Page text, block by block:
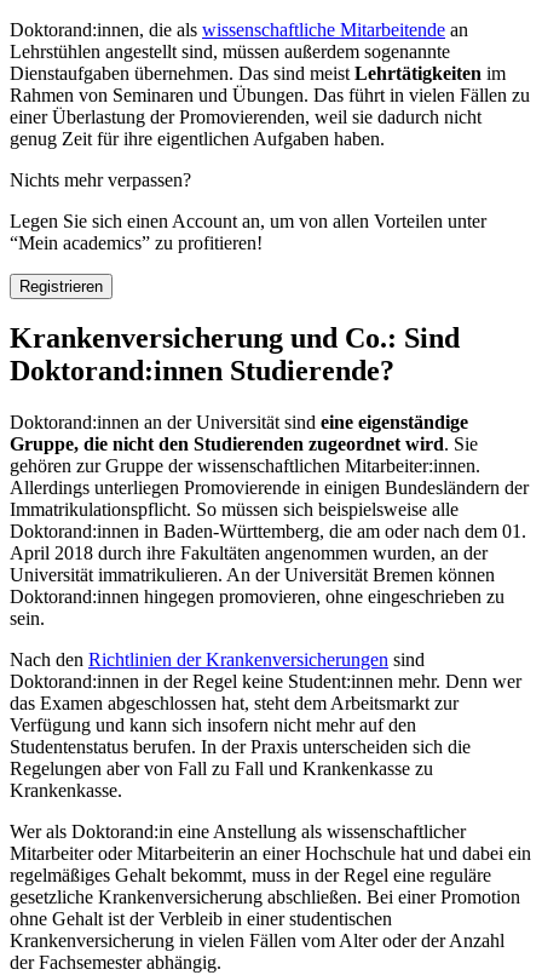
Doktorand:innen, die als wissenschaftliche Mitarbeitende an
Lehrstühlen angestellt sind, müssen außerdem sogenannte
Dienstaufgaben übernehmen. Das sind meist Lehrtätigkeiten im
Rahmen von Seminaren und Übungen. Das führt in vielen Fällen zu
einer Überlastung der Promovierenden, weil sie dadurch nicht
genug Zeit für ihre eigentlichen Aufgaben haben.
Nichts mehr verpassen?
Legen Sie sich einen Account an, um von allen Vorteilen unter
“Mein academics” zu profitieren!
Registrieren
Krankenversicherung und Co.: Sind
Doktorand:innen Studierende?
Doktorand:innen an der Universität sind eine eigenständige
Gruppe, die nicht den Studierenden zugeordnet wird. Sie
gehören zur Gruppe der wissenschaftlichen Mitarbeiter:innen.
Allerdings unterliegen Promovierende in einigen Bundesländern der
Immatrikulationspflicht. So müssen sich beispielsweise alle
Doktorand:innen in Baden-Württemberg, die am oder nach dem 01.
April 2018 durch ihre Fakultäten angenommen wurden, an der
Universität immatrikulieren. An der Universität Bremen können
Doktorand:innen hingegen promovieren, ohne eingeschrieben zu
sein.
Nach den Richtlinien der Krankenversicherungen sind
Doktorand:innen in der Regel keine Student:innen mehr. Denn wer
das Examen abgeschlossen hat, steht dem Arbeitsmarkt zur
Verfügung und kann sich insofern nicht mehr auf den
Studentenstatus berufen. In der Praxis unterscheiden sich die
Regelungen aber von Fall zu Fall und Krankenkasse zu
Krankenkasse.
Wer als Doktorand:in eine Anstellung als wissenschaftlicher
Mitarbeiter oder Mitarbeiterin an einer Hochschule hat und dabei ein
regelmäßiges Gehalt bekommt, muss in der Regel eine reguläre
gesetzliche Krankenversicherung abschließen. Bei einer Promotion
ohne Gehalt ist der Verbleib in einer studentischen
Krankenversicherung in vielen Fällen vom Alter oder der Anzahl
der Fachsemester abhängig.